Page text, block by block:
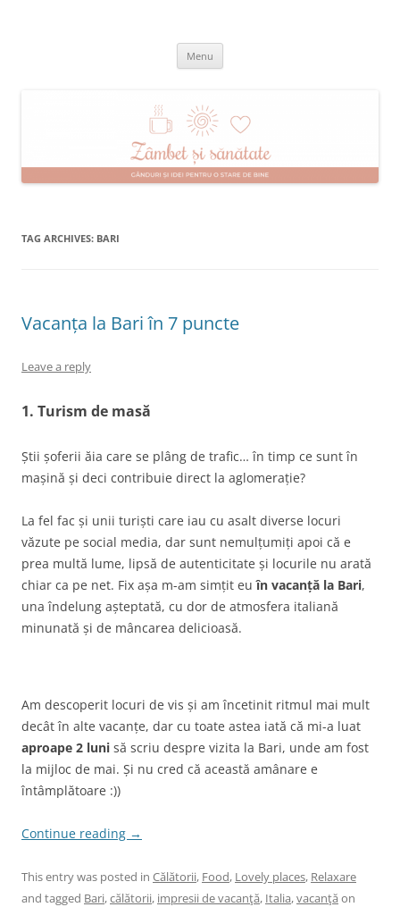
Menu
TAG ARCHIVES: BARI
Vacanța la Bari în 7 puncte
Leave a reply
1. Turism de masă
Știi șoferii ăia care se plâng de trafic… în timp ce sunt în
mașină și deci contribuie direct la aglomerație?
La fel fac și unii turiști care iau cu asalt diverse locuri
văzute pe social media, dar sunt nemulțumiți apoi că e
prea multă lume, lipsă de autenticitate și locurile nu arată
chiar ca pe net. Fix așa m-am simțit euîn vacanță la Bari,
una îndelung așteptată, cu dor de atmosfera italiană
minunată și de mâncarea delicioasă.
Am descoperit locuri de vis și am încetinit ritmul mai mult
decât în alte vacanțe, dar cu toate astea iată că mi-a luat
aproape 2 luni să scriu despre vizita la Bari, unde am fost
la mijloc de mai. Și nu cred că această amânare e
întâmplătoare :))
Continue reading →
This entry was posted in Călătorii, Food, Lovely places, Relaxare
and tagged Bari,călătorii, impresii de vacanţă, Italia,vacanţă on